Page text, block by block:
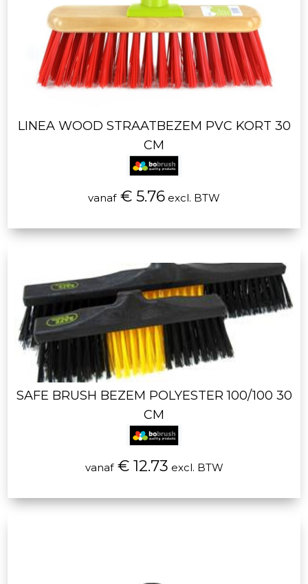
LINEA WOOD STRAATBEZEM PVC KORT 30
CM
vanaf€ 5.76 excl. BTW
SAFE BRUSH BEZEM POLYESTER 100/100 30
CM
vanaf€ 12.73 excl. BTW